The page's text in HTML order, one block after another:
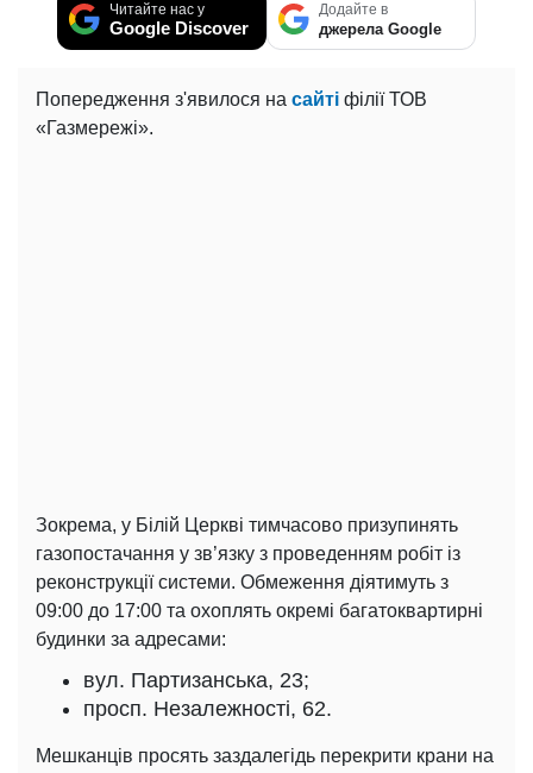
Читайте нас у
Google Discover
Додайте в
джерела Google
Попередження з'явилося на сайті філії ТОВ
«Газмережі».
Зокрема, у Білій Церкві тимчасово призупинять
газопостачання у зв’язку з проведенням робіт із
реконструкції системи. Обмеження діятимуть з
09:00 до 17:00 та охоплять окремі багатоквартирні
будинки за адресами:
вул. Партизанська, 23;
просп. Незалежності, 62.
Мешканців просять заздалегідь перекрити крани на